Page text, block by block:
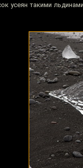
усеян такими